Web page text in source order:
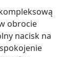
obrocie
nacisk na